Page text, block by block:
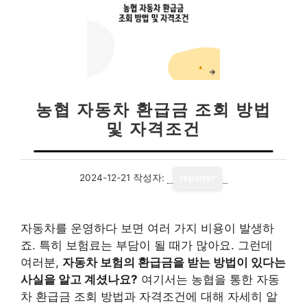
농협 자동차 환급금 조회 방법
및 자격조건
2024-12-21 작성자:
자동차를 운영하다 보면 여러 가지 비용이 발생하
죠. 특히 보험료는 부담이 될 때가 많아요. 그런데
여러분, 자동차 보험의 환급금을 받는 방법이 있다는
사실을 알고 계셨나요? 여기서는 농협을 통한 자동
차 환급금 조회 방법과 자격조건에 대해 자세히 알